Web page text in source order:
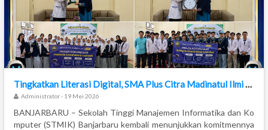
Tingkatkan Literasi Digital, SMA Plus Citra Madinatul Ilmi Gandeng STMIK Banjarbaru dalam Pengenalan Robotik
Administrator - 19 Mei 2026
BANJARBARU – Sekolah Tinggi Manajemen Informatika dan Ko
mputer (STMIK) Banjarbaru kembali menunjukkan komitmennya